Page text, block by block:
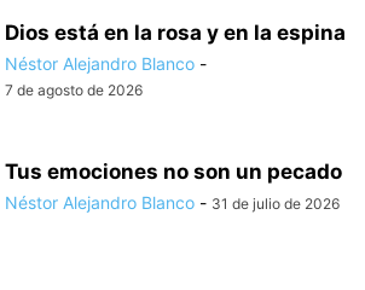
Dios está en la rosa y en la espina
Néstor Alejandro Blanco -
7 de agosto de 2026
Tus emociones no son un pecado
Néstor Alejandro Blanco - 31 de julio de 2026